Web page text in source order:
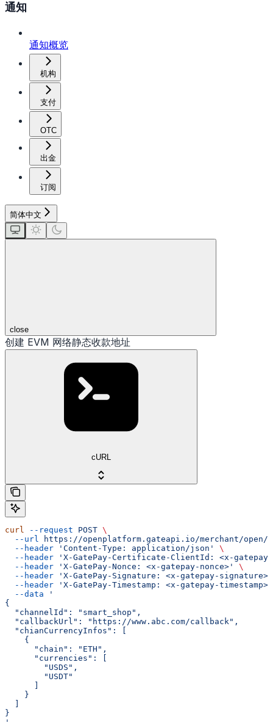
通知
通知概览
机构
支付
OTC
出金
订阅
简体中文
close
创建 EVM 网络静态收款地址
cURL
curl --request POST \
  --url
https://openplatform.gateapi.io/merchant/open/
  --header
'Content-Type: application/json'
\
  --header
'X-GatePay-Certificate-ClientId: <x-
  --header
'X-GatePay-Nonce: <x-gatepay-nonce>'
\
  --header
'X-GatePay-Signature: <x-gatepay-signature>'
  --header
'X-GatePay-Timestamp: <x-gatepay-timestamp>'
  --data
'
{
  "channelId": "smart_shop",
  "callbackUrl": "https://www.abc.com/callback",
  "chianCurrencyInfos": [
    {
      "chain": "ETH",
      "currencies": [
        "USDS",
        "USDT"
    }
}
'